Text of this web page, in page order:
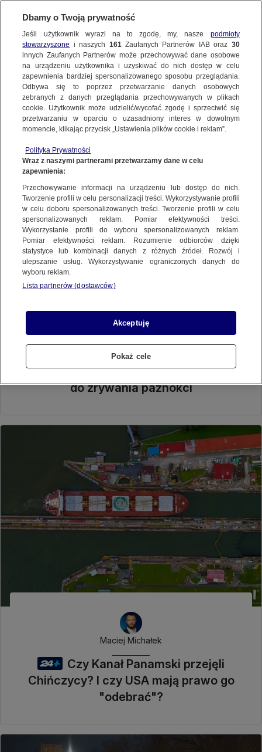
Maciej Michałek
Szykowali już narzędzia
do zrywania paznokci
Maciej Michałek
Czy Kanał Panamski przejęli
Chińczycy? I czy USA mają prawo go
"odebrać"?
Dbamy o Twoją prywatność
Jeśli użytkownik wyrazi na to zgodę, my, nasze podmioty
stowarzyszone i naszych 161Zaufanych Partnerów IAB oraz 30
innych Zaufanych Partnerów może przechowywać dane osobowe
na urządzeniu użytkownika i uzyskiwać do nich dostęp w celu
zapewnienia bardziej spersonalizowanego sposobu przeglądania.
Odbywa się to poprzez przetwarzanie danych osobowych
zebranych z danych przeglądania przechowywanych w plikach
cookie. Użytkownik może udzielić/wycofać zgodę i sprzeciwić się
przetwarzaniu w oparciu o uzasadniony interes w dowolnym
momencie, klikając przycisk „Ustawienia plików cookie i reklam”.
Polityka Prywatności
Wraz z naszymi partnerami przetwarzamy dane w celu
zapewnienia:
Przechowywanie informacji na urządzeniu lub dostęp do nich.
Tworzenie profili w celu personalizacji treści. Wykorzystywanie profili
w celu doboru spersonalizowanych treści. Tworzenie profili w celu
spersonalizowanych reklam. Pomiar efektywności treści.
Wykorzystanie profili do wyboru spersonalizowanych reklam.
Pomiar efektywności reklam. Rozumienie odbiorców dzięki
statystyce lub kombinacji danych z różnych źródeł. Rozwój i
ulepszanie usług. Wykorzystywanie ograniczonych danych do
wyboru reklam.
Lista partnerów (dostawców)
Akceptuję
Pokaż cele